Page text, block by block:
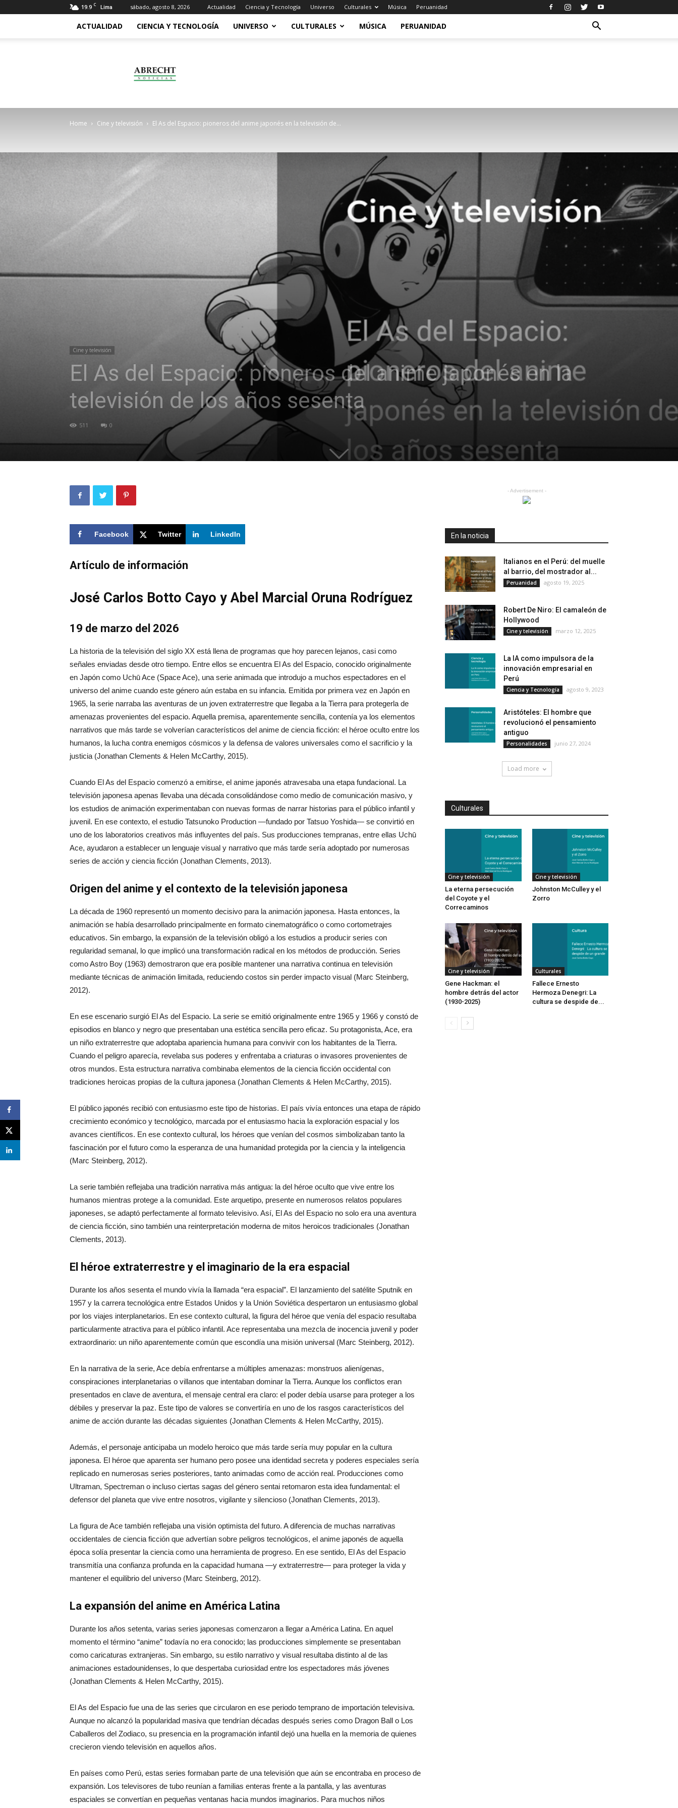
19.9 C Lima sábado, agosto 8, 2026 Actualidad Ciencia y Tecnología Universo Culturales Música Peruanidad
ACTUALIDAD CIENCIA Y TECNOLOGÍA UNIVERSO CULTURALES MÚSICA PERUANIDAD
Home Cine y televisión El As del Espacio: pioneros del anime japonés en la televisión de...
Cine y televisión
El As del Espacio: pioneros del anime japonés en la
televisión de los años sesenta
511 0
Facebook Twitter LinkedIn
Artículo de información
José Carlos Botto Cayo y Abel Marcial Oruna Rodríguez
19 de marzo del 2026
La historia de la televisión del siglo XX está llena de programas que hoy parecen lejanos, casi como
señales enviadas desde otro tiempo. Entre ellos se encuentra El As del Espacio, conocido originalmente
en Japón como Uchū Ace (Space Ace), una serie animada que introdujo a muchos espectadores en el
universo del anime cuando este género aún estaba en su infancia. Emitida por primera vez en Japón en
1965, la serie narraba las aventuras de un joven extraterrestre que llegaba a la Tierra para protegerla de
amenazas provenientes del espacio. Aquella premisa, aparentemente sencilla, contenía ya los elementos
narrativos que más tarde se volverían característicos del anime de ciencia ficción: el héroe oculto entre los
humanos, la lucha contra enemigos cósmicos y la defensa de valores universales como el sacrificio y la
justicia (Jonathan Clements & Helen McCarthy, 2015).
Cuando El As del Espacio comenzó a emitirse, el anime japonés atravesaba una etapa fundacional. La
televisión japonesa apenas llevaba una década consolidándose como medio de comunicación masivo, y
los estudios de animación experimentaban con nuevas formas de narrar historias para el público infantil y
juvenil. En ese contexto, el estudio Tatsunoko Production —fundado por Tatsuo Yoshida— se convirtió en
uno de los laboratorios creativos más influyentes del país. Sus producciones tempranas, entre ellas Uchū
Ace, ayudaron a establecer un lenguaje visual y narrativo que más tarde sería adoptado por numerosas
series de acción y ciencia ficción (Jonathan Clements, 2013).
Origen del anime y el contexto de la televisión japonesa
La década de 1960 representó un momento decisivo para la animación japonesa. Hasta entonces, la
animación se había desarrollado principalmente en formato cinematográfico o como cortometrajes
educativos. Sin embargo, la expansión de la televisión obligó a los estudios a producir series con
regularidad semanal, lo que implicó una transformación radical en los métodos de producción. Series
como Astro Boy (1963) demostraron que era posible mantener una narrativa continua en televisión
mediante técnicas de animación limitada, reduciendo costos sin perder impacto visual (Marc Steinberg,
2012).
En ese escenario surgió El As del Espacio. La serie se emitió originalmente entre 1965 y 1966 y constó de
episodios en blanco y negro que presentaban una estética sencilla pero eficaz. Su protagonista, Ace, era
un niño extraterrestre que adoptaba apariencia humana para convivir con los habitantes de la Tierra.
Cuando el peligro aparecía, revelaba sus poderes y enfrentaba a criaturas o invasores provenientes de
otros mundos. Esta estructura narrativa combinaba elementos de la ciencia ficción occidental con
tradiciones heroicas propias de la cultura japonesa (Jonathan Clements & Helen McCarthy, 2015).
El público japonés recibió con entusiasmo este tipo de historias. El país vivía entonces una etapa de rápido
crecimiento económico y tecnológico, marcada por el entusiasmo hacia la exploración espacial y los
avances científicos. En ese contexto cultural, los héroes que venían del cosmos simbolizaban tanto la
fascinación por el futuro como la esperanza de una humanidad protegida por la ciencia y la inteligencia
(Marc Steinberg, 2012).
La serie también reflejaba una tradición narrativa más antigua: la del héroe oculto que vive entre los
humanos mientras protege a la comunidad. Este arquetipo, presente en numerosos relatos populares
japoneses, se adaptó perfectamente al formato televisivo. Así, El As del Espacio no solo era una aventura
de ciencia ficción, sino también una reinterpretación moderna de mitos heroicos tradicionales (Jonathan
Clements, 2013).
El héroe extraterrestre y el imaginario de la era espacial
Durante los años sesenta el mundo vivía la llamada “era espacial”. El lanzamiento del satélite Sputnik en
1957 y la carrera tecnológica entre Estados Unidos y la Unión Soviética despertaron un entusiasmo global
por los viajes interplanetarios. En ese contexto cultural, la figura del héroe que venía del espacio resultaba
particularmente atractiva para el público infantil. Ace representaba una mezcla de inocencia juvenil y poder
extraordinario: un niño aparentemente común que escondía una misión universal (Marc Steinberg, 2012).
En la narrativa de la serie, Ace debía enfrentarse a múltiples amenazas: monstruos alienígenas,
conspiraciones interplanetarias o villanos que intentaban dominar la Tierra. Aunque los conflictos eran
presentados en clave de aventura, el mensaje central era claro: el poder debía usarse para proteger a los
débiles y preservar la paz. Este tipo de valores se convertiría en uno de los rasgos característicos del
anime de acción durante las décadas siguientes (Jonathan Clements & Helen McCarthy, 2015).
Además, el personaje anticipaba un modelo heroico que más tarde sería muy popular en la cultura
japonesa. El héroe que aparenta ser humano pero posee una identidad secreta y poderes especiales sería
replicado en numerosas series posteriores, tanto animadas como de acción real. Producciones como
Ultraman, Spectreman o incluso ciertas sagas del género sentai retomaron esta idea fundamental: el
defensor del planeta que vive entre nosotros, vigilante y silencioso (Jonathan Clements, 2013).
La figura de Ace también reflejaba una visión optimista del futuro. A diferencia de muchas narrativas
occidentales de ciencia ficción que advertían sobre peligros tecnológicos, el anime japonés de aquella
época solía presentar la ciencia como una herramienta de progreso. En ese sentido, El As del Espacio
transmitía una confianza profunda en la capacidad humana —y extraterrestre— para proteger la vida y
mantener el equilibrio del universo (Marc Steinberg, 2012).
La expansión del anime en América Latina
Durante los años setenta, varias series japonesas comenzaron a llegar a América Latina. En aquel
momento el término “anime” todavía no era conocido; las producciones simplemente se presentaban
como caricaturas extranjeras. Sin embargo, su estilo narrativo y visual resultaba distinto al de las
animaciones estadounidenses, lo que despertaba curiosidad entre los espectadores más jóvenes
(Jonathan Clements & Helen McCarthy, 2015).
El As del Espacio fue una de las series que circularon en ese periodo temprano de importación televisiva.
Aunque no alcanzó la popularidad masiva que tendrían décadas después series como Dragon Ball o Los
Caballeros del Zodiaco, su presencia en la programación infantil dejó una huella en la memoria de quienes
crecieron viendo televisión en aquellos años.
En países como Perú, estas series formaban parte de una televisión que aún se encontraba en proceso de
expansión. Los televisores de tubo reunían a familias enteras frente a la pantalla, y las aventuras
espaciales se convertían en pequeñas ventanas hacia mundos imaginarios. Para muchos niños
- Advertisement -
En la noticia
Italianos en el Perú: del muelle
al barrio, del mostrador al...
Peruanidad agosto 19, 2025
Robert De Niro: El camaleón de
Hollywood
Cine y televisión marzo 12, 2025
La IA como impulsora de la
innovación empresarial en
Perú
Ciencia y Tecnología agosto 9, 2023
Aristóteles: El hombre que
revolucionó el pensamiento
antiguo
Personalidades junio 27, 2024
Load more
Culturales
Cine y televisión
La eterna persecución
del Coyote y el
Correcaminos
Cine y televisión
Johnston McCulley y el
Zorro
Cine y televisión
Gene Hackman: el
hombre detrás del actor
(1930-2025)
Culturales
Fallece Ernesto
Hermoza Denegri: La
cultura se despide de...